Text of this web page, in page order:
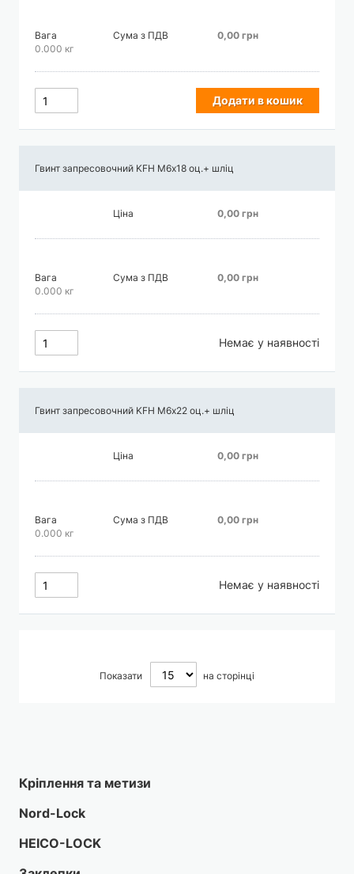
Вага
0.000 кг
Сума з ПДВ 0,00 грн
Додати в кошик
Гвинт запресовочний KFH М6х18 оц.+ шліц
Ціна 0,00 грн
Вага
0.000 кг
Сума з ПДВ 0,00 грн
Немає у наявності
Гвинт запресовочний KFH М6х22 оц.+ шліц
Ціна 0,00 грн
Вага
0.000 кг
Сума з ПДВ 0,00 грн
Немає у наявності
Показати на сторінці
Кріплення та метизи
Nord-Lock
HEICO-LOCK